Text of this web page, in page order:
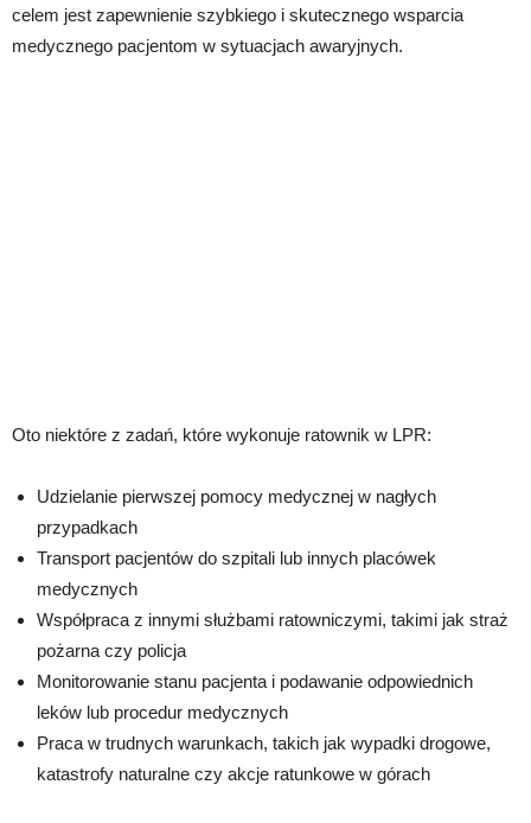
celem jest zapewnienie szybkiego i skutecznego wsparcia
medycznego pacjentom w sytuacjach awaryjnych.
Oto niektóre z zadań, które wykonuje ratownik w LPR:
Udzielanie pierwszej pomocy medycznej w nagłych
przypadkach
Transport pacjentów do szpitali lub innych placówek
medycznych
Współpraca z innymi służbami ratowniczymi, takimi jak straż
pożarna czy policja
Monitorowanie stanu pacjenta i podawanie odpowiednich
leków lub procedur medycznych
Praca w trudnych warunkach, takich jak wypadki drogowe,
katastrofy naturalne czy akcje ratunkowe w górach